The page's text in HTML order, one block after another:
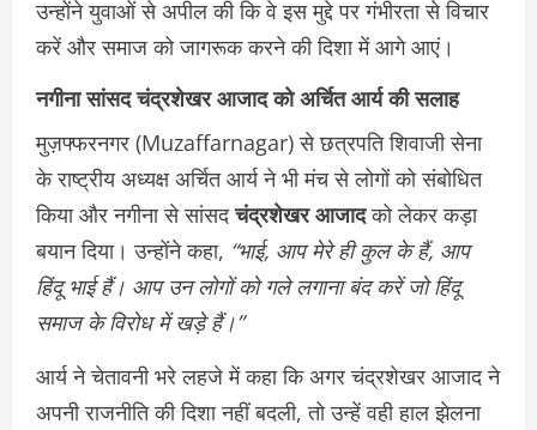
उन्होंने युवाओं से अपील की कि वे इस मुद्दे पर गंभीरता से विचार
करें और समाज को जागरूक करने की दिशा में आगे आएं।
नगीना सांसद चंद्रशेखर आजाद को अर्चित आर्य की सलाह
मुज़फ्फरनगर (Muzaffarnagar) से छत्रपति शिवाजी सेना
के राष्ट्रीय अध्यक्ष अर्चित आर्य ने भी मंच से लोगों को संबोधित
किया और नगीना से सांसदचंद्रशेखर आजादको लेकर कड़ा
बयान दिया। उन्होंने कहा, “भाई, आप मेरे ही कुल के हैं, आप
हिंदू भाई हैं। आप उन लोगों को गले लगाना बंद करें जो हिंदू
समाज के विरोध में खड़े हैं।”
आर्य ने चेतावनी भरे लहजे में कहा कि अगर चंद्रशेखर आजाद ने
अपनी राजनीति की दिशा नहीं बदली, तो उन्हें वही हाल झेलना